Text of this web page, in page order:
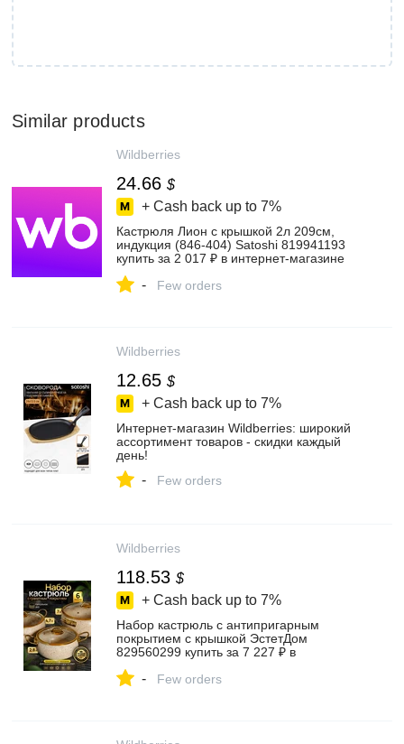
Similar products
Wildberries
24.66 $
+ Cash back up to 7%
Кастрюля Лион с крышкой 2л 209см,
индукция (846-404) Satoshi 819941193
купить за 2 017 ₽ в интернет‑магазине
- Few orders
Wildberries
12.65 $
+ Cash back up to 7%
Интернет‑магазин Wildberries: широкий
ассортимент товаров - скидки каждый
день!
- Few orders
Wildberries
118.53 $
+ Cash back up to 7%
Набор кастрюль с антипригарным
покрытием с крышкой ЭстетДом
829560299 купить за 7 227 ₽ в
- Few orders